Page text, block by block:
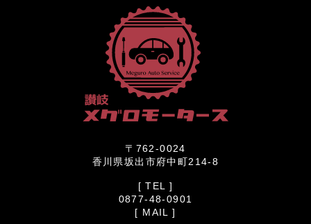
〒762-0024
香川県坂出市府中町214-8
[ TEL ]
0877-48-0901
[ MAIL ]